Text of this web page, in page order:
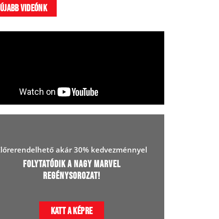
videónk
akár 30% kedvezménnyel
Folytatódik a Nagy Marvel
Regénysorozat!
Katt a képre